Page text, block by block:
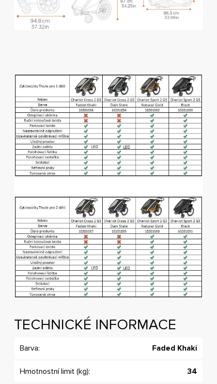
TECHNICKÉ INFORMACE
Barva: Faded Khaki
Hmotnostní limit (kg): 34